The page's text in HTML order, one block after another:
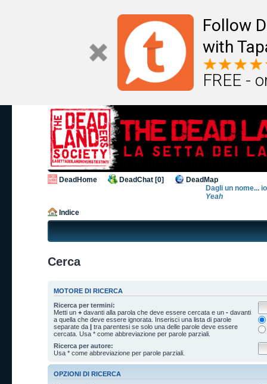
Follow
with
FREE -
DeadHome DeadChat [0]
DeadMap
Dagli un nome...
Yeah
Indice
Cerca
MOTORE DI RICERCA
Ricerca per termini:
Metti un + davanti alla parola che deve essere cercata e un - davanti
a quella che deve essere ignorata. Inserisci una lista di parole
separate da | tra parentesi se solo una delle parole deve essere
cercata. Usa * come abbreviazione per parole parziali.
Ricerca per autore:
Usa * come abbreviazione per parole parziali.
OPZIONI DI RICERCA